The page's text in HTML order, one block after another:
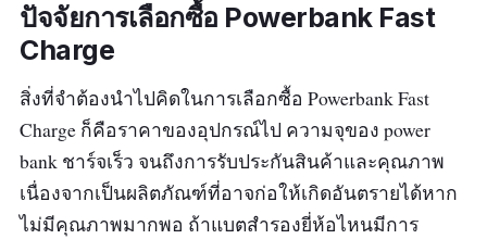
ปัจจัยการเลือกซื้อ Powerbank Fast
Charge
สิ่งที่จำต้องนำไปคิดในการเลือกซื้อ Powerbank Fast
Charge ก็คือราคาของอุปกรณ์ไป ความจุของ power
bank ชาร์จเร็ว จนถึงการรับประกันสินค้าและคุณภาพ
เนื่องจากเป็นผลิตภัณฑ์ที่อาจก่อให้เกิดอันตรายได้หาก
ไม่มีคุณภาพมากพอ ถ้าแบตสำรองยี่ห้อไหนมีการ